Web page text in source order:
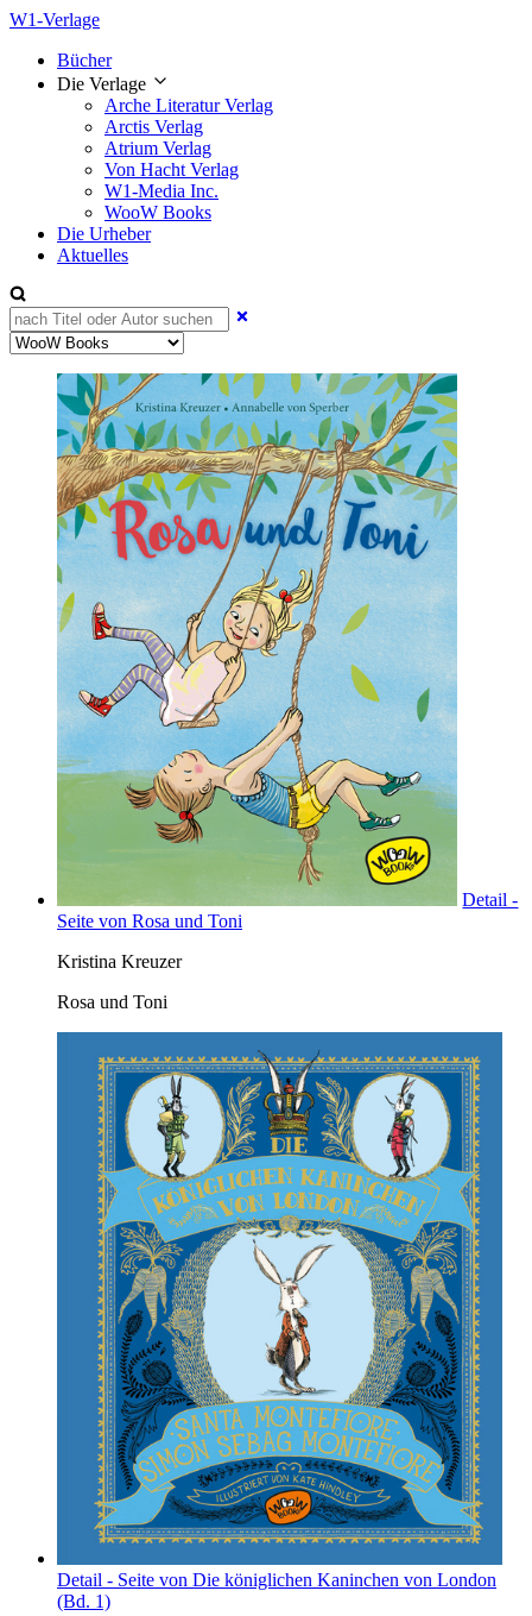
W1-Verlage
Bücher
Die Verlage
Arche Literatur Verlag
Arctis Verlag
Atrium Verlag
Von Hacht Verlag
W1-Media Inc.
WooW Books
Die Urheber
Aktuelles
Detail -
Seite von Rosa und Toni
Kristina Kreuzer
Rosa und Toni
Detail - Seite von Die königlichen Kaninchen von London
(Bd. 1)